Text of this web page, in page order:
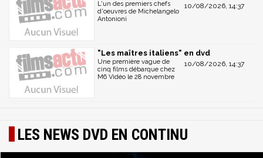
10/08/2026, 14:37
L'un des premiers chefs
d'oeuvres de Michelangelo
Antonioni
"Les maîtres italiens" en dvd
10/08/2026, 14:37
Une première vague de
cinq films débarque chez
M6 Vidéo le 28 novembre
LES NEWS DVD EN CONTINU